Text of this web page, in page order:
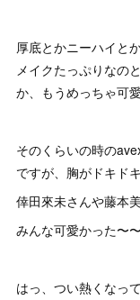
厚底とかニーハイと
メイクたっぷりなの
か、もうめっちゃ可
そのくらいの時の
ですが、胸がドキド
倖田來未さんや藤本
みんな可愛かった〜
はっ、つい熱くなっ